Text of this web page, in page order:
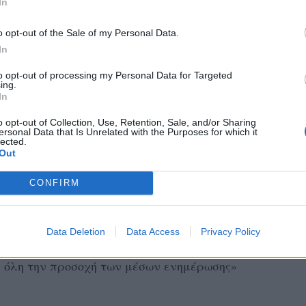
opt-out of the Sale of my Personal Data.
opt-out of processing my Personal Data for Targeted
opt-out of Collection, Use, Retention, Sale, and/or Sharing
Data that Is Unrelated with the Purposes for which it
CONFIRM
Data Deletion Data Access Privacy Policy
κάνει μια δημόσια εμφάνιση. Και πού
Την ίδια μέρα ο Πρίγκιπας William
νοσοκομείο Evelina London
εφημερίδα Daily Mail και δήλωσε ότι ο
αν κάνουν δημόσια εμφάνιση την
θα γίνει έξαλλος. Αναπόφευκτα η
όλη την προσοχή των μέσων ενημέρωσης»